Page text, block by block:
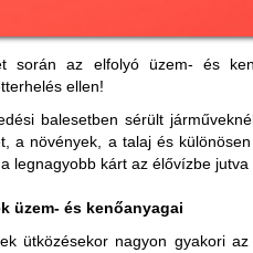
során az elfolyó üzem- és
ellen!
balesetben sérült
a növények, a talaj és
legnagyobb kárt az élővízbe
üzem- és kenőanyagai
ütközésekor nagyon gyakori